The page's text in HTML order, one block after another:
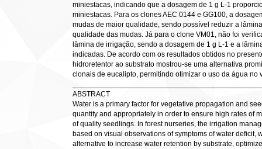
miniestacas, indicando que a dosagem de 1 g L-1
miniestacas. Para os clones AEC 0144 e GG100, a
mudas de maior qualidade, sendo possível reduzir a
qualidade das mudas. Já para o clone VM01, não foi
lâmina de irrigação, sendo a dosagem de 1 g L-1 e a
indicadas. De acordo com os resultados obtidos no
hidroretentor ao substrato mostrou-se uma alternativa
clonais de eucalipto, permitindo otimizar o uso da água no
ABSTRACT
Water is a primary factor for vegetative propagation and
quantity and appropriately in order to ensure high rates of
of quality seedlings. In forest nurseries, the irrigation
based on visual observations of symptoms of water deficit,
alternative to increase water retention by substrate,